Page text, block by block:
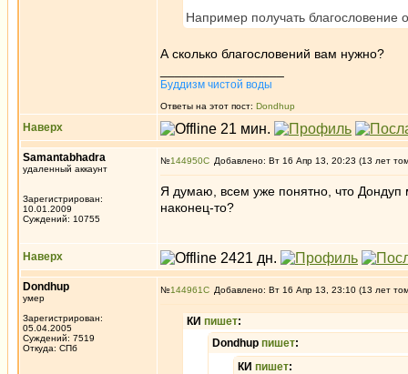
Например получать благословение
А сколько благословений вам нужно?
Буддизм чистой воды
Ответы на этот пост: Dondhup
Наверх
Samantabhadra
удаленный аккаунт
Зарегистрирован:
10.01.2009
Суждений: 10755
№144950 Добавлено: Вт 16 Апр 13, 20:23 (13 лет
Я думаю, всем уже понятно, что Дондуп
наконец-то?
Наверх
Dondhup
умер
Зарегистрирован:
05.04.2005
Суждений: 7519
Откуда: СПб
№144961 Добавлено: Вт 16 Апр 13, 23:10 (13 лет
КИ пишет:
Dondhup пишет:
КИ пишет: